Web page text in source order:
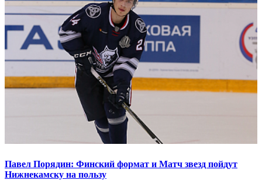
Павел Порядин: Финский формат и Матч звезд пойдут
Нижнекамску на пользу